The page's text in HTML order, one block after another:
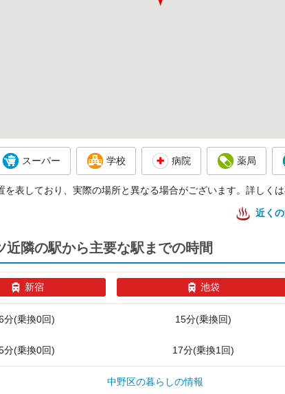
スーパー 学校 病院 薬局
表しており、実際の場所と異なる場合がございます。詳しく
近く
隣の駅から主要な駅までの時間
新宿 池袋
分(乗換0回) 15分(乗換回)
分(乗換0回) 17分(乗換1回)
中野区の暮らしの情報